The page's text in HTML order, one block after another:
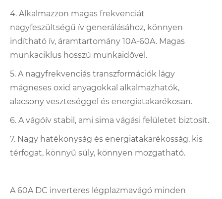
4. Alkalmazzon magas frekvenciát
nagyfeszültségű ív generálásához, könnyen
indítható ív, áramtartomány 10A-60A. Magas
munkaciklus hosszú munkaidővel.
5. A nagyfrekvenciás transzformációk lágy
mágneses oxid anyagokkal alkalmazhatók,
alacsony veszteséggel és energiatakarékosan.
6. A vágóív stabil, ami sima vágási felületet biztosít.
7. Nagy hatékonyság és energiatakarékosság, kis
térfogat, könnyű súly, könnyen mozgatható.
A 60A DC inverteres légplazmavágó minden